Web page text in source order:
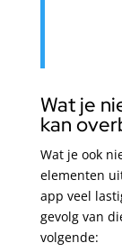
Wat je
kan
Wat je ook
elementen
app veel
gevolg van
volgende: